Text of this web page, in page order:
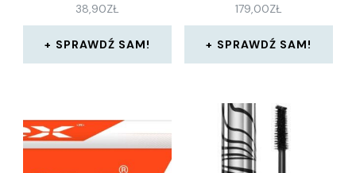
38,90ZŁ
SPRAWDŹ SAM!
179,00ZŁ
SPRAWDŹ SAM!